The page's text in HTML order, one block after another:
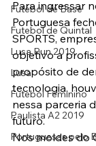
Futebol de Base
Futebol de Quintal
Lusa Run 2019
Lusa
Futebol Feminino
Paulista A2 2019
Portuguesas pelo
Para ingressar
Portuguesa
SPORTS,
objetivo a
propósito de
tecnologia,
nessa parceria
futuro.
Nos moldes do